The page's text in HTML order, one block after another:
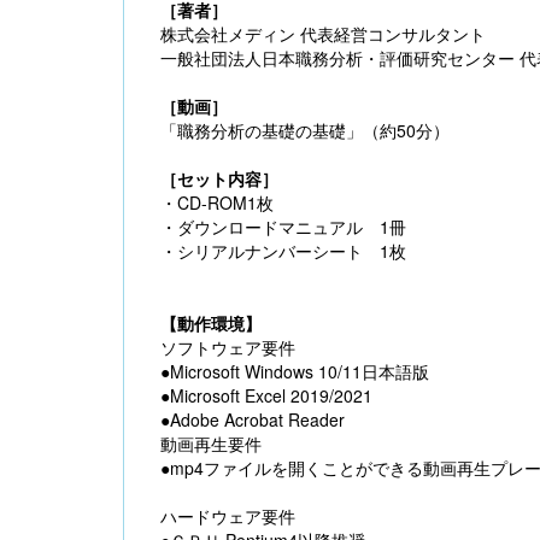
［著者］
株式会社メディン 代表経営コンサルタント
一般社団法人日本職務分析・評価研究センター
［動画］
「職務分析の基礎の基礎」（約50分）
［セット内容］
・CD-ROM1枚
・ダウンロードマニュアル 1冊
・シリアルナンバーシート 1枚
【動作環境】
ソフトウェア要件
●Microsoft Windows 10/11日本語版
●Microsoft Excel 2019/2021
●Adobe Acrobat Reader
動画再生要件
●mp4ファイルを開くことができる動画再生プレ
ハードウェア要件